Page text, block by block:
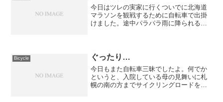
今日はツレの実家に行くついでに北海道
マラソンを観戦するために自転車で出掛
けました。途中パラパラ雨に降られる場
警さんの仕切が悪くて車に...
Bicycle ぐったり…
今日もまた自転車三昧でしたよ。何でか
というと、入院している母の見舞いに札
幌の南の方までサイクリングロードを飛